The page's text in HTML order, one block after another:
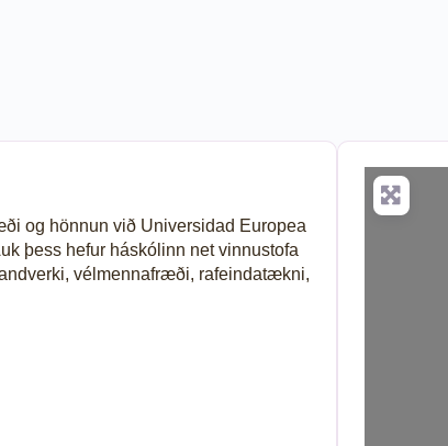
og hönnun við Universidad Europea
þess hefur háskólinn net vinnustofa
vélmennafræði, rafeindatækni,